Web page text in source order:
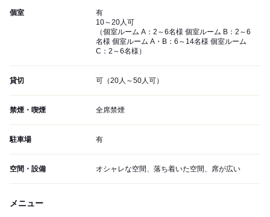
個室
有
10～20人可
（個室ルーム A：2～6名様 個室ルーム B：2～6
名様 個室ルーム A・B：6～14名様 個室ルーム
C：2～6名様）
貸切 可（20人～50人可）
禁煙・喫煙 全席禁煙
駐車場 有
空間・設備 オシャレな空間、落ち着いた空間、席が広い
メニュー